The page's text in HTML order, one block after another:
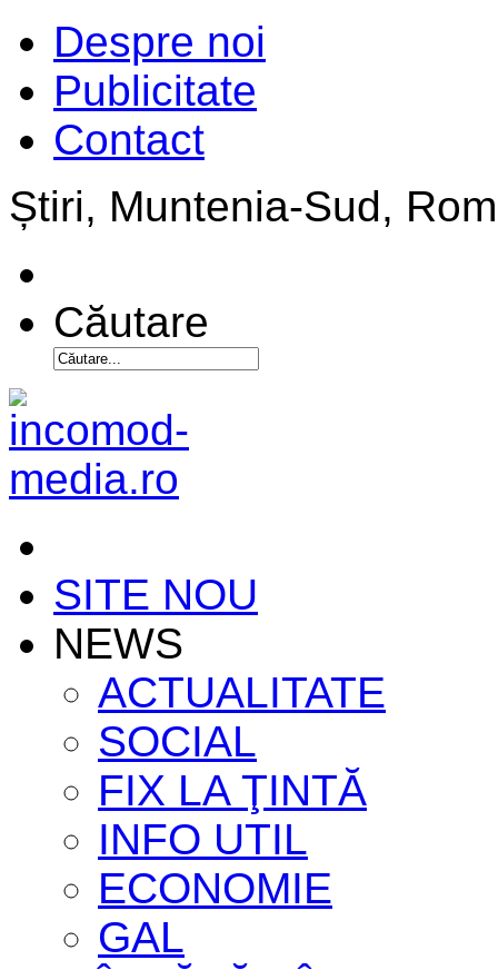
Despre noi
Publicitate
Contact
Știri, Muntenia-Sud,
Căutare
SITE NOU
NEWS
ACTUALITATE
SOCIAL
FIX LA ŢINTĂ
INFO UTIL
ECONOMIE
GAL